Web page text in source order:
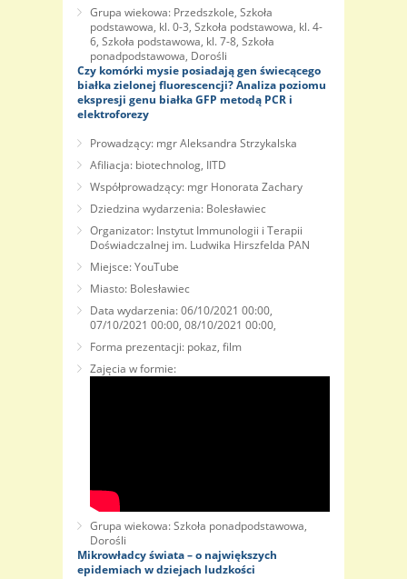
Grupa wiekowa: Przedszkole, Szkoła
podstawowa, kl. 0-3, Szkoła podstawowa, kl. 4-
6, Szkoła podstawowa, kl. 7-8, Szkoła
ponadpodstawowa, Dorośli
Czy komórki mysie posiadają gen świecącego
białka zielonej fluorescencji? Analiza poziomu
ekspresji genu białka GFP metodą PCR i
elektroforezy
Prowadzący: mgr Aleksandra Strzykalska
Afiliacja: biotechnolog, IITD
Współprowadzący: mgr Honorata Zachary
Dziedzina wydarzenia: Bolesławiec
Organizator: Instytut Immunologii i Terapii
Doświadczalnej im. Ludwika Hirszfelda PAN
Miejsce: YouTube
Miasto: Bolesławiec
Data wydarzenia: 06/10/2021 00:00,
07/10/2021 00:00, 08/10/2021 00:00,
Forma prezentacji: pokaz, film
Zajęcia w formie:
Grupa wiekowa: Szkoła ponadpodstawowa,
Dorośli
Mikrowładcy świata – o największych
epidemiach w dziejach ludzkości